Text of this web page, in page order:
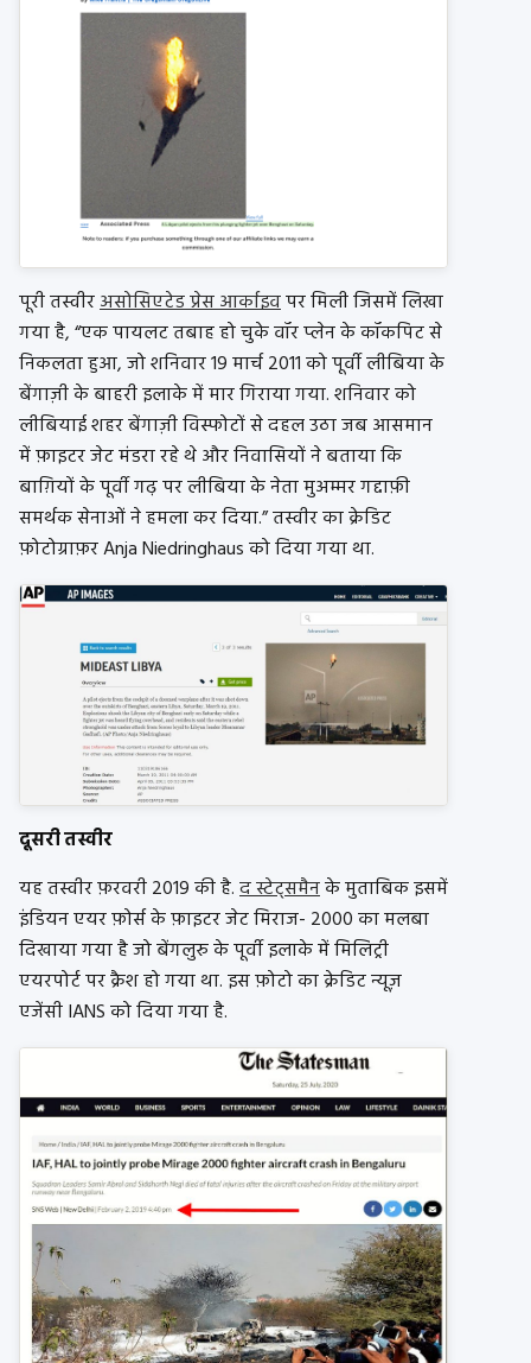
पूरी तस्वीरअसोसिएटेड प्रेस आर्काइवपर मिली जिसमें लिखा
गया है, “एक पायलट तबाह हो चुके वॉर प्लेन के कॉकपिट से
निकलता हुआ, जो शनिवार 19 मार्च 2011 को पूर्वी लीबिया के
बेंगाज़ी के बाहरी इलाके में मार गिराया गया. शनिवार को
लीबियाई शहर बेंगाज़ी विस्फोटों से दहल उठा जब आसमान
में फ़ाइटर जेट मंडरा रहे थे और निवासियों ने बताया कि
बाग़ियों के पूर्वी गढ़ पर लीबिया के नेता मुअम्मर गद्दाफ़ी
समर्थक सेनाओं ने हमला कर दिया.” तस्वीर का क्रेडिट
फ़ोटोग्राफ़र Anja Niedringhaus को दिया गया था.
दूसरी तस्वीर
यह तस्वीर फ़रवरी 2019 की है.द स्टेट्समैनके मुताबिक इसमें
इंडियन एयर फ़ोर्स के फ़ाइटर जेट मिराज- 2000 का मलबा
दिखाया गया है जो बेंगलुरु के पूर्वी इलाके में मिलिट्री
एयरपोर्ट पर क्रैश हो गया था. इस फ़ोटो का क्रेडिट न्यूज़
एजेंसी IANS को दिया गया है.